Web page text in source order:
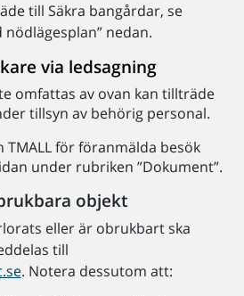
till Säkra bangårdar, se
nödlägesplan” nedan.
via ledsagning
omfattas av ovan kan tillträde
tillsyn av behörig personal.
för föranmälda besök
under rubriken ”Dokument”.
objekt
eller är obrukbart ska
till
. Notera dessutom att: